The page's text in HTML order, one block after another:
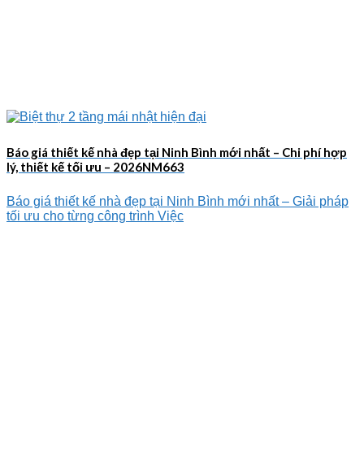
Báo giá thiết kế nhà đẹp tại Ninh Bình mới nhất – Chi phí hợp
lý, thiết kế tối ưu – 2026NM663
Báo giá thiết kế nhà đẹp tại Ninh Bình mới nhất – Giải pháp
tối ưu cho từng công trình Việc